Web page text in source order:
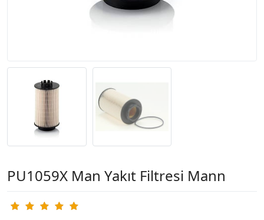
PU1059X Man Yakıt Filtresi Mann